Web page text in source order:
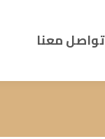
تواصل معنا